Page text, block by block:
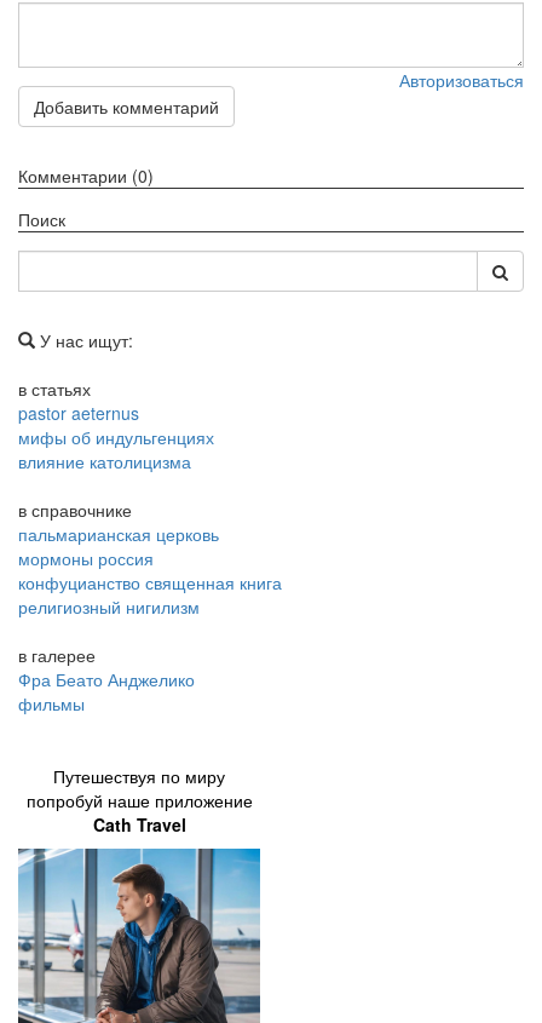
Авторизоваться
Добавить комментарий
Комментарии (0)
Поиск
У нас ищут:
в статьях
pastor aeternus
мифы об индульгенциях
влияние католицизма
в справочнике
пальмарианская церковь
мормоны россия
конфуцианство священная книга
религиозный нигилизм
в галерее
Фра Беато Анджелико
фильмы
Путешествуя по миру
попробуй наше приложение
Cath Travel